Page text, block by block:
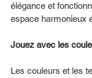
élégance et
espace harmonieux
Jouez avec les
Les couleurs et les